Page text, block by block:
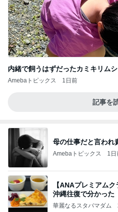
内緒で飼うはずだったカミキリムシ
Amebaトピックス 1日前
記事を
母の仕事だと言われ
Amebaトピックス 1日
【ANAプレミアム
沖縄往復で分かった
華麗なるスタバマダム